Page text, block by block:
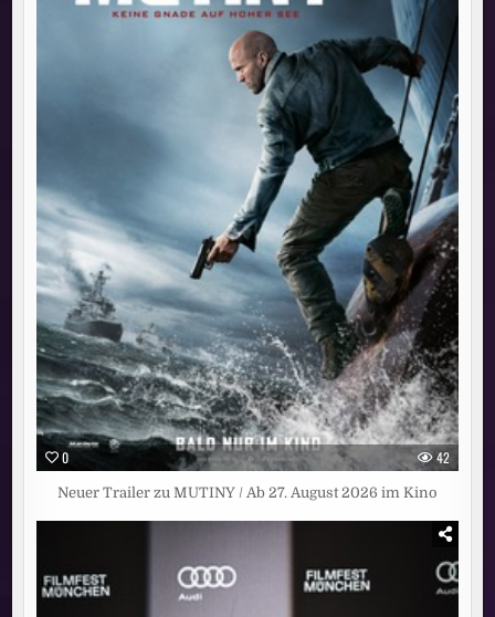
0 42
Neuer Trailer zu MUTINY / Ab 27. August 2026 im Kino